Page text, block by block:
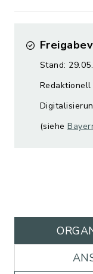
Stand:
(siehe